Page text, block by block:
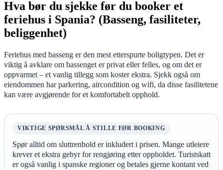
Hva bør du sjekke før du booker et
feriehus i Spania? (Basseng, fasiliteter,
beliggenhet)
Feriehus med basseng er den mest etterspurte boligtypen. Det er
viktig å avklare om bassenget er privat eller felles, og om det er
oppvarmet – et vanlig tillegg som koster ekstra. Sjekk også om
eiendommen har parkering, aircondition og wifi, da disse fasilitetene
kan være avgjørende for et komfortabelt opphold.
VIKTIGE SPØRSMÅL Å STILLE FØR BOOKING
Spør alltid om sluttrenhold er inkludert i prisen. Mange utleiere
krever et ekstra gebyr for rengjøring etter oppholdet. Turistskatt
er også vanlig i spanske regioner og betales gjerne kontant ved